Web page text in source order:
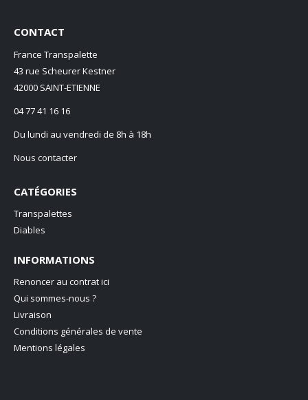
CONTACT
France Transpalette
43 rue Scheurer Kestner
42000 SAINT-ETIENNE
04 77 41 16 16
Du lundi au vendredi de 8h à 18h
Nous contacter
CATÉGORIES
Transpalettes
Diables
INFORMATIONS
Renoncer au contrat ici
Qui sommes-nous ?
Livraison
Conditions générales de vente
Mentions légales